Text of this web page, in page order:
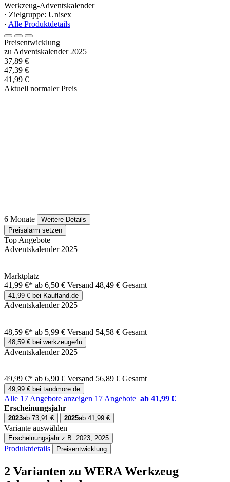
Werkzeug-Adventskalender
· Zielgruppe: Unisex
· Alle Produktdetails
Preisentwicklung
zu Adventskalender 2025
37,89 €
47,39 €
41,99 €
Aktuell normaler Preis
6 Monate
Weitere Details
Preisalarm setzen
Top Angebote
Adventskalender 2025
Marktplatz
41,99 €* ab 6,50 € Versand 48,49 € Gesamt
41,99 € bei Kaufland.de
Adventskalender 2025
48,59 €* ab 5,99 € Versand 54,58 € Gesamt
48,59 € bei werkzeuge4u
Adventskalender 2025
49,99 €* ab 6,90 € Versand 56,89 € Gesamt
49,99 € bei tandmore.de
Alle 17 Angebote anzeigen 17 Angebote ab 41,99 €
Erscheinungsjahr
2023ab 73,91 € 2025ab 41,99 €
Variante auswählen
Erscheinungsjahr z.B. 2023, 2025
Produktdetails Preisentwicklung
2 Varianten zu WERA Werkzeug